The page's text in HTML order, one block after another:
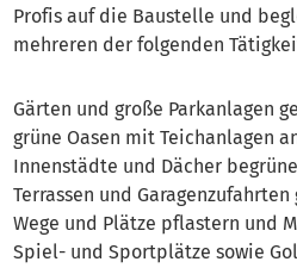
Profis auf die Baustelle und
mehreren der folgenden
Gärten und große Parkanlagen
grüne Oasen mit Teichanlagen
Innenstädte und Dächer
Terrassen und
Wege und Plätze pflastern und
Spiel- und Sportplätze sowie